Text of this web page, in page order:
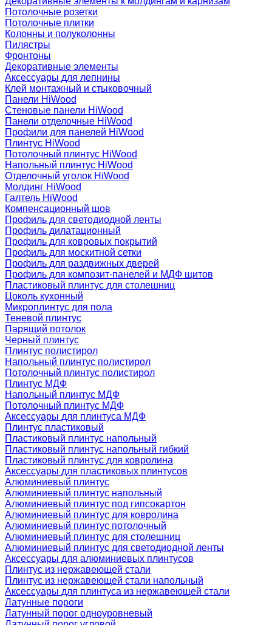
Потолочные розетки
Потолочные плитки
Колонны и полуколонны
Пилястры
Фронтоны
Декоративные элементы
Аксессуары для лепнины
Клей монтажный и стыковочный
Панели HiWood
Стеновые панели HiWood
Панели отделочные HiWood
Профили для панелей HiWood
Плинтус HiWood
Потолочный плинтус HiWood
Напольный плинтус HiWood
Отделочный уголок HiWood
Молдинг HiWood
Галтель HiWood
Компенсационный шов
Профиль для светодиодной ленты
Профиль дилатационный
Профиль для ковровых покрытий
Профиль для москитной сетки
Профиль для раздвижных дверей
Профиль для композит-панелей и МДФ щитов
Пластиковый плинтус для столешниц
Цоколь кухонный
Микроплинтус для пола
Теневой плинтус
Парящий потолок
Черный плинтус
Плинтус полистирол
Напольный плинтус полистирол
Потолочный плинтус полистирол
Плинтус МДФ
Напольный плинтус МДФ
Потолочный плинтус МДФ
Аксессуары для плинтуса МДФ
Плинтус пластиковый
Пластиковый плинтус напольный
Пластиковый плинтус напольный гибкий
Пластиковый плинтус для ковролина
Аксессуары для пластиковых плинтусов
Алюминиевый плинтус
Алюминиевый плинтус напольный
Алюминиевый плинтус под гипсокартон
Алюминиевый плинтус для ковролина
Алюминиевый плинтус потолочный
Алюминиевый плинтус для столешниц
Алюминиевый плинтус для светодиодной ленты
Аксессуары для алюминиевых плинтусов
Плинтус из нержавеющей стали
Плинтус из нержавеющей стали напольный
Аксессуары для плинтуса из нержавеющей стали
Латунные пороги
Латунный порог одноуровневый